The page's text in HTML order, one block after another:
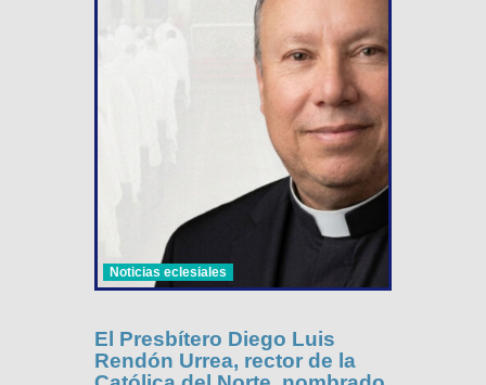
Noticias eclesiales
El Presbítero Diego Luis
Rendón Urrea, rector de la